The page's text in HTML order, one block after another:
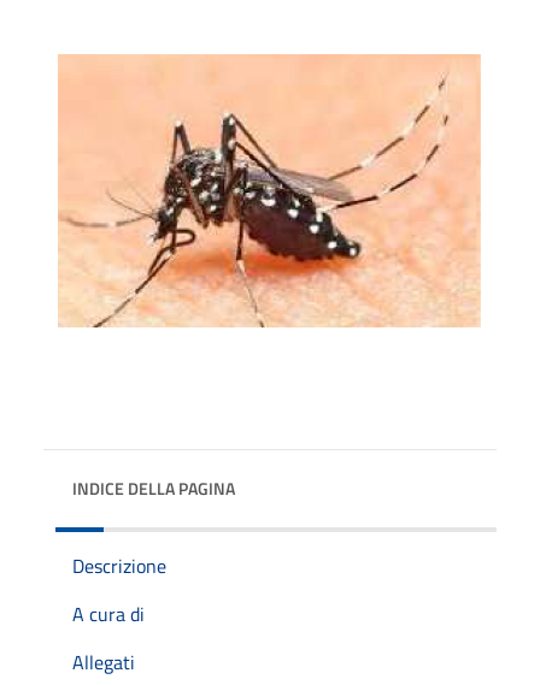
INDICE DELLA PAGINA
Descrizione
A cura di
Allegati